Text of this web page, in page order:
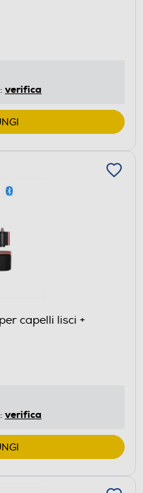
verifica
capelli lisci +
verifica